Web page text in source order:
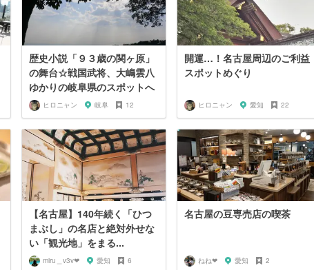
歴史小説「９３歳の関ヶ原」
の舞台☆戦国武将、大嶋雲八
ゆかりの岐阜県のスポットへ
ヒロニャン 岐阜 12
開運…！名古屋周辺のご利益
スポットめぐり
ヒロニャン 愛知 22
【名古屋】140年続く「ひつ
まぶし」の名店と絶対外せな
い「観光地」をまる...
miru＿v3v❤︎ 愛知 6
名古屋の豆専売店の喫茶
ねね‪‪❤︎‬ 愛知 2